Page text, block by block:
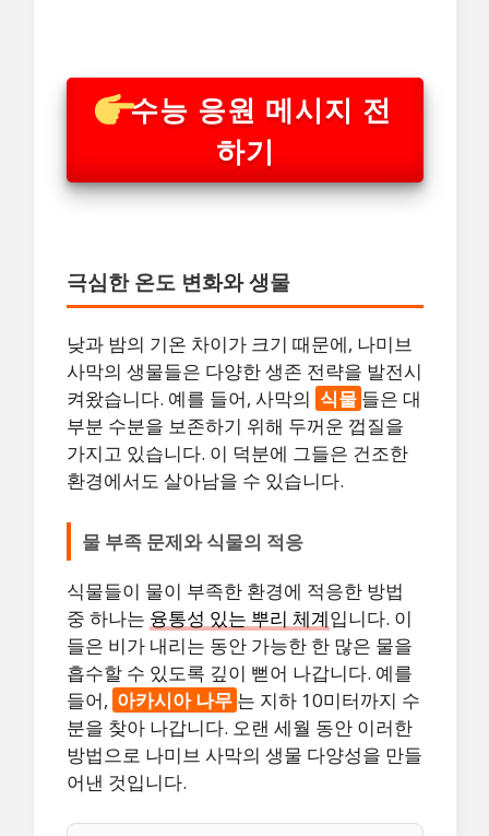
수능 응원 메시지 전
하기
극심한 온도 변화와 생물
낮과 밤의 기온 차이가 크기 때문에, 나미브
사막의 생물들은 다양한 생존 전략을 발전시
켜왔습니다. 예를 들어, 사막의 식물 들은 대
부분 수분을 보존하기 위해 두꺼운 껍질을
가지고 있습니다. 이 덕분에 그들은 건조한
환경에서도 살아남을 수 있습니다.
물 부족 문제와 식물의 적응
식물들이 물이 부족한 환경에 적응한 방법
중 하나는 융통성 있는 뿌리 체계입니다. 이
들은 비가 내리는 동안 가능한 한 많은 물을
흡수할 수 있도록 깊이 뻗어 나갑니다. 예를
들어, 아카시아 나무 는 지하 10미터까지 수
분을 찾아 나갑니다. 오랜 세월 동안 이러한
방법으로 나미브 사막의 생물 다양성을 만들
어낸 것입니다.